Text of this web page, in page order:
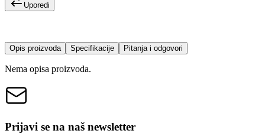
Uporedi
Opis proizvoda Specifikacije Pitanja i odgovori
Nema opisa proizvoda.
Prijavi se na naš newsletter